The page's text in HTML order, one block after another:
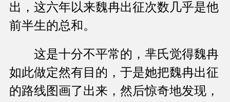
出，这六年以来魏冉出征次数几乎是他
前半生的总和。
这是十分不平常的，芈氏觉得魏冉
如此做定然有目的，于是她把魏冉出征
的路线图画了出来，然后惊奇地发现，